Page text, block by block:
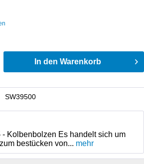
In den Warenkorb
SW39500
- Kolbenbolzen Es handelt sich um
bestücken von... mehr